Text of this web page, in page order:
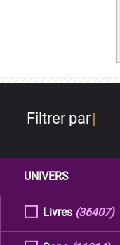
Filtrer par
UNIVERS
Livres (36407)